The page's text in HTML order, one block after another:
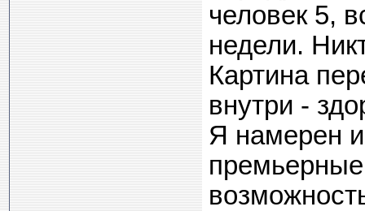
человек 5,
недели.
Картина
внутри -
Я намерен и